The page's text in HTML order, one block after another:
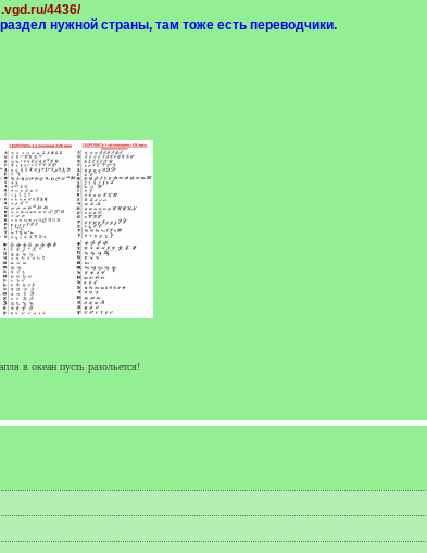
4436/
нужной страны, там тоже есть переводчики.
в океан пусть разольется!